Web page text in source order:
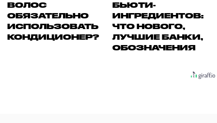
ВОЛОС
ОБЯЗАТЕЛЬНО
ИСПОЛЬЗОВАТЬ
КОНДИЦИОНЕР?
БЬЮТИ-
ИНГРЕДИЕНТОВ:
ЧТО НОВОГО,
ЛУЧШИЕ БАНКИ,
ОБОЗНАЧЕНИЯ